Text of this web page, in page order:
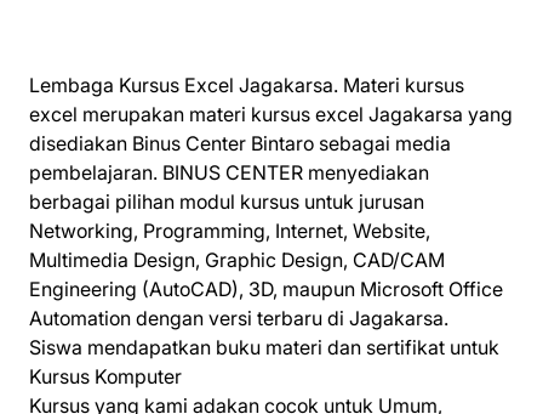
Lembaga Kursus Excel Jagakarsa. Materi kursus
excel merupakan materi kursus excel Jagakarsa yang
disediakan Binus Center Bintaro sebagai media
pembelajaran. BINUS CENTER menyediakan
berbagai pilihan modul kursus untuk jurusan
Networking, Programming, Internet, Website,
Multimedia Design, Graphic Design, CAD/CAM
Engineering (AutoCAD), 3D, maupun Microsoft Office
Automation dengan versi terbaru di Jagakarsa.
Siswa mendapatkan buku materi dan sertifikat untuk
Kursus Komputer
Kursus yang kami adakan cocok untuk Umum,